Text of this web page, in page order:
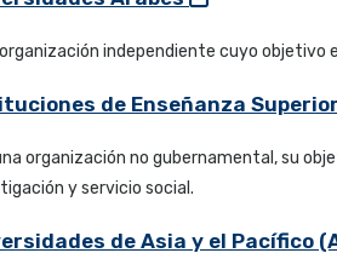
independiente cuyo objetivo
de Enseñanza
organización no gubernamental, su
y servicio social.
de Asia y el Pacífico